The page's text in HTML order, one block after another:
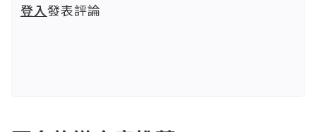
登入發表評論